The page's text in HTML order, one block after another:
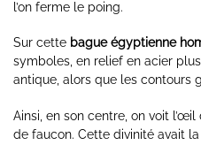
l’on ferme le poing.
Sur cette bague égyptienne
symboles, en relief en acier
antique, alors que les contours
Ainsi, en son centre, on voit
de faucon. Cette divinité avait